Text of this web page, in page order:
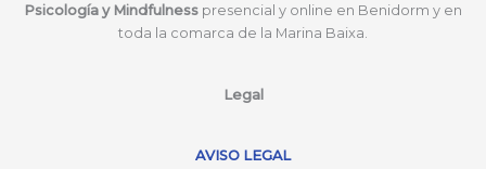
Psicología y Mindfulness presencial y online en Benidorm y en
toda la comarca de la Marina Baixa.
Legal
AVISO LEGAL